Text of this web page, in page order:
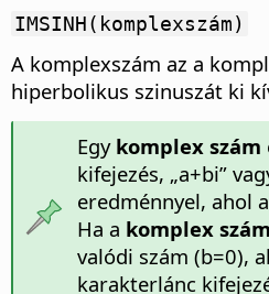
IMSINH(komplexszám)
A komplexszám az a
hiperbolikus szinuszát ki
Egy komplex szám
kifejezés, „a+bi”
eredménnyel, ahol
Ha a komplex szám
valódi szám (b=0),
karakterlánc